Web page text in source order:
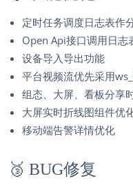
定时任务调度日志表作
Open Api接口调用日志
设备导入导出功能
平台视频流优先采用
组态、大屏、看板分享
大屏实时折线图组件优
移动端告警详情优化
🥉 BUG修复